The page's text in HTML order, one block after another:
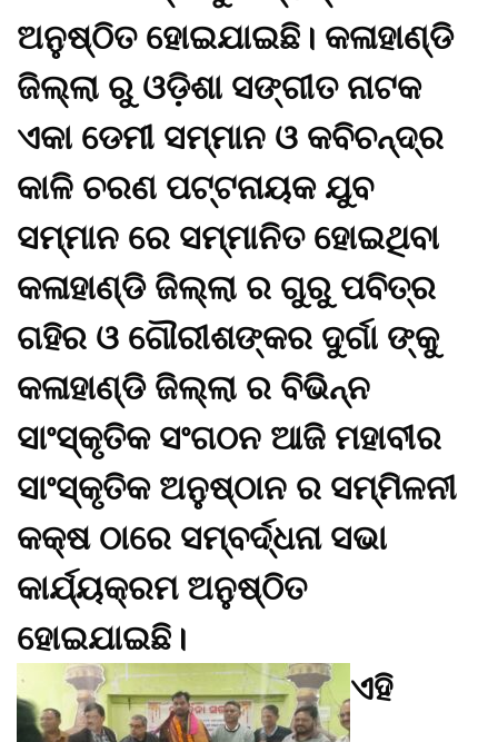
ଅନୁଷ୍ଠିତ ହୋଇଯାଇଛି। କଳାହାଣ୍ଡି
ଜିଲ୍ଲା ରୁ ଓଡ଼ିଶା ସଙ୍ଗୀତ ନାଟକ
ଏକା ଡେମୀ ସମ୍ମାନ ଓ କବିଚନ୍ଦ୍ର
କାଳି ଚରଣ ପଟ୍ଟନାୟକ ଯୁବ
ସମ୍ମାନ ରେ ସମ୍ମାନିତ ହୋଇଥିବା
କଳାହାଣ୍ଡି ଜିଲ୍ଲା ର ଗୁରୁ ପବିତ୍ର
ଗହିର ଓ ଗୌରୀଶଙ୍କର ଦୁର୍ଗା ଙ୍କୁ
କଳାହାଣ୍ଡି ଜିଲ୍ଲା ର ବିଭିନ୍ନ
ସାଂସ୍କୃତିକ ସଂଗଠନ ଆଜି ମହାବୀର
ସାଂସ୍କୃତିକ ଅନୁଷ୍ଠାନ ର ସମ୍ମିଳନୀ
କକ୍ଷ ଠାରେ ସମ୍ବର୍ଦ୍ଧନା ସଭା
କାର୍ଯ୍ୟକ୍ରମ ଅନୁଷ୍ଠିତ
ହୋଇଯାଇଛି।
ଏହି